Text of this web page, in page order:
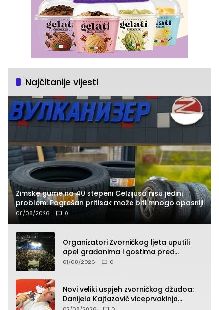
Najčitanije vijesti
Zimske gume na 40 stepeni Celzijusa nisu jedini
problem: Pogrešan pritisak može biti mnogo opasniji
08/08/2026 0
Organizatori Zvorničkog ljeta uputili
apel građanima i gostima pred
početak koncertnog programa
01/08/2026 0
Novi veliki uspjeh zvorničkog džudoa:
Danijela Kajtazović viceprvakinja
Balkana u seniorskoj konkurenciji